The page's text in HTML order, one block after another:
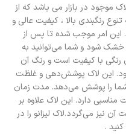
موجود در بازار می باشد که از
رنگبندی بالا ، کیفیت عالی و
امر موجب شده تا پس از
خشک شود و شما می‌توانید به
رنگی با کیفیت است و رنگ آن
این لاک پوشش‌دهی و غلظت
را پوشش می‌دهد. مدت زمان
دارد. این لاک علاوه بر
نیز می‌گردد.لاک لیزانو را در
.